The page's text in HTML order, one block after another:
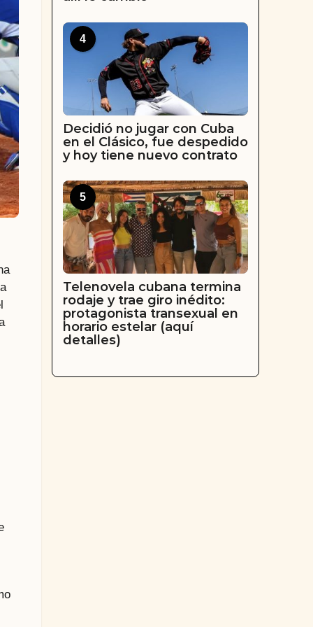
4
Decidió no jugar con Cuba
en el Clásico, fue despedido
y hoy tiene nuevo contrato
5
Telenovela cubana termina
rodaje y trae giro inédito:
protagonista transexual en
horario estelar (aquí
detalles)